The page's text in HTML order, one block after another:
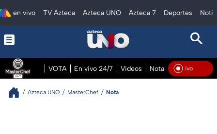
en vivo TV Azteca Azteca UNO Azteca 7 Deportes
VOTA En vivo 24/7 Videos Notas En vivo En
Azteca UNO MasterChef Nota